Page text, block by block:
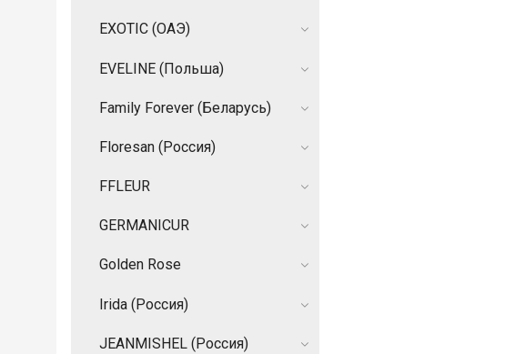
EXOTIC (ОАЭ)
EVELINE (Польша)
Family Forever (Беларусь)
Floresan (Россия)
FFLEUR
GERMANIСUR
Golden Rose
Irida (Россия)
JEANMISHEL (Россия)